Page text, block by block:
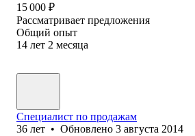
15 000 ₽
Рассматривает предложения
Общий опыт
14 лет 2 месяца
Специалист по продажам
36 лет • Обновлено 3 августа 2014